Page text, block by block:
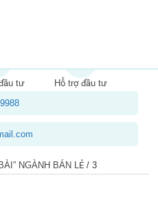
tư
Hỗ trợ đầu tư
NGÀNH BÁN LẺ /3